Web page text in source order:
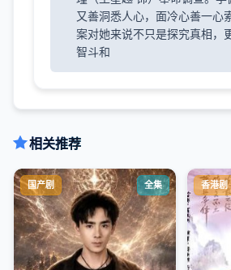
又善洞悉人心，面冷心善一心
案对她来说不只是探究真相，
智斗和
相关推荐
国产剧 全集 香港剧